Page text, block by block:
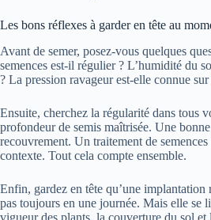
Les bons réflexes à garder en tête au
Avant de semer, posez-vous quelques
semences est-il régulier ? L’humidité du
? La pression ravageur est-elle connue
Ensuite, cherchez la régularité dans tous
profondeur de semis maîtrisée. Une
recouvrement. Un traitement de
contexte. Tout cela compte ensemble.
Enfin, gardez en tête qu’une implantation
pas toujours en une journée. Mais elle se